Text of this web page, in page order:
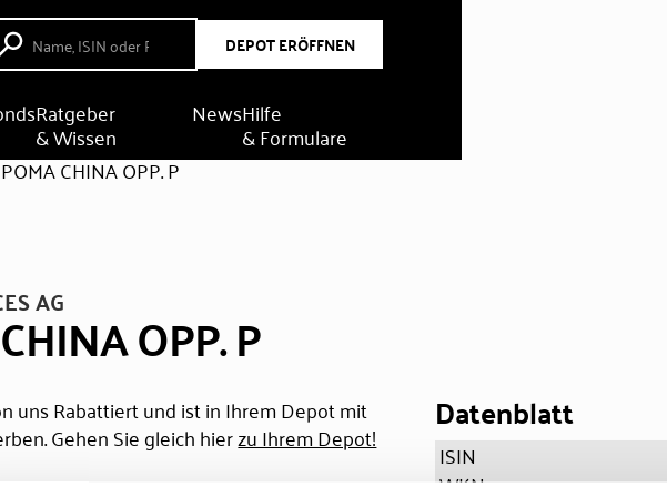
DEPOT ERÖFFNEN
Ratgeber
& Wissen
NewsHilfe
& Formulare
CHINA OPP. P
AG OPP. P
uns Rabattiert und ist in Ihrem Depot mit
Gehen Sie gleich hierzu Ihrem Depot! Datenblatt
ISIN
WKN